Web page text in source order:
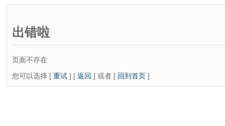
出错啦
页面不存在
您可以选择 [ 重试 ] [ 返回 ] 或者 [ 回到首页 ]